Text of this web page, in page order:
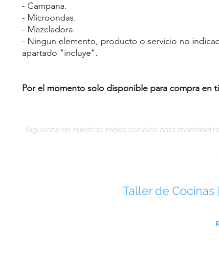
- Campana.
- Microondas.
- Mezcladora.
- Ningun elemento, producto o servicio no
apartado "incluye".
Por el momento solo disponible para compra en
Síguenos en nuestras redes sociales para
Taller de